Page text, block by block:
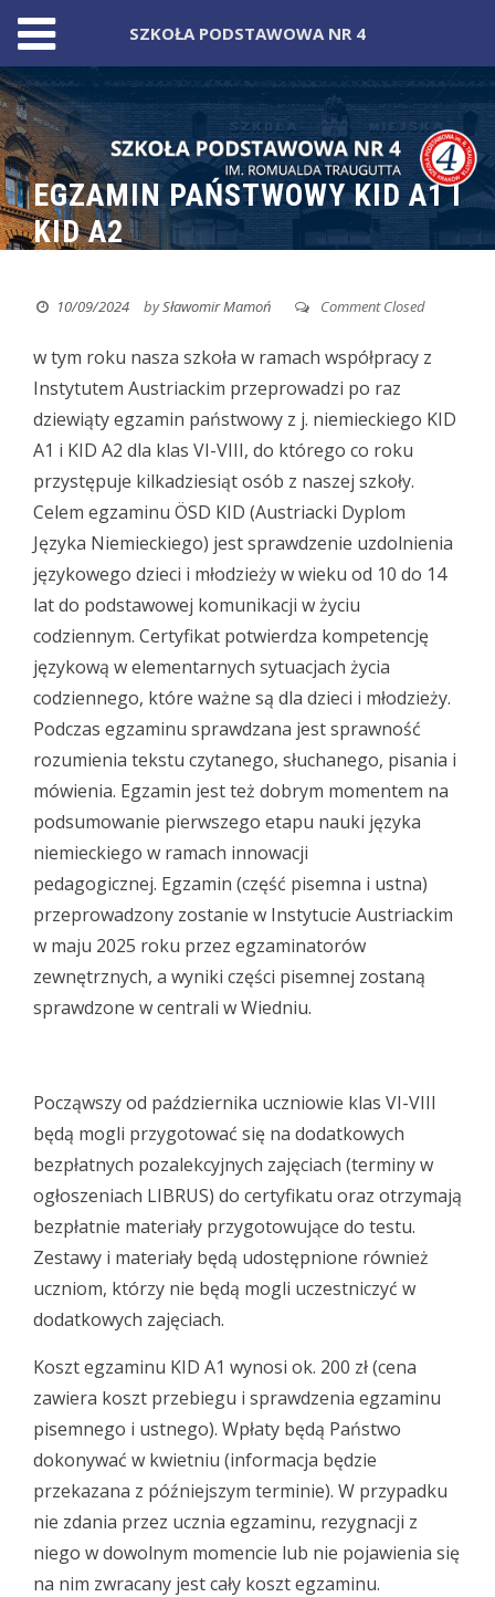
Skip
to
content
EGZAMIN PAŃSTWOWY KID A1 I
KID A2
10/09/2024 bySławomir Mamoń Comment Closed
w tym roku nasza szkoła w ramach współpracy z
Instytutem Austriackim przeprowadzi po raz
dziewiąty egzamin państwowy z j. niemieckiego KID
A1 i KID A2 dla klas VI-VIII, do którego co roku
przystępuje kilkadziesiąt osób z naszej szkoły.
Celem egzaminu ÖSD KID (Austriacki Dyplom
Języka Niemieckiego) jest sprawdzenie uzdolnienia
językowego dzieci i młodzieży w wieku od 10 do 14
lat do podstawowej komunikacji w życiu
codziennym. Certyfikat potwierdza kompetencję
językową w elementarnych sytuacjach życia
codziennego, które ważne są dla dzieci i młodzieży.
Podczas egzaminu sprawdzana jest sprawność
rozumienia tekstu czytanego, słuchanego, pisania i
mówienia. Egzamin jest też dobrym momentem na
podsumowanie pierwszego etapu nauki języka
niemieckiego w ramach innowacji
pedagogicznej. Egzamin (część pisemna i ustna)
przeprowadzony zostanie w Instytucie Austriackim
w maju 2025 roku przez egzaminatorów
zewnętrznych, a wyniki części pisemnej zostaną
sprawdzone w centrali w Wiedniu.
Począwszy od października uczniowie klas VI-VIII
będą mogli przygotować się na dodatkowych
bezpłatnych pozalekcyjnych zajęciach (terminy w
ogłoszeniach LIBRUS) do certyfikatu oraz otrzymają
bezpłatnie materiały przygotowujące do testu.
Zestawy i materiały będą udostępnione również
uczniom, którzy nie będą mogli uczestniczyć w
dodatkowych zajęciach.
Koszt egzaminu KID A1 wynosi ok. 200 zł (cena
zawiera koszt przebiegu i sprawdzenia egzaminu
pisemnego i ustnego). Wpłaty będą Państwo
dokonywać w kwietniu (informacja będzie
przekazana z późniejszym terminie). W przypadku
nie zdania przez ucznia egzaminu, rezygnacji z
niego w dowolnym momencie lub nie pojawienia się
na nim zwracany jest cały koszt egzaminu.
SZKOŁA PODSTAWOWA NR 4